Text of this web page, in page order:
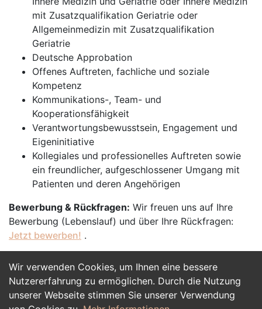
Wir verwenden Cookies, um Ihnen eine bessere
Nutzererfahrung zu ermöglichen. Durch die Nutzung
unserer Webseite stimmen Sie unserer Verwendung
mit Zusatzqualifikation Geriatrie oder
Allgemeinmedizin mit Zusatzqualifikation
Geriatrie
Deutsche Approbation
Offenes Auftreten, fachliche und soziale
Kompetenz
Kommunikations-, Team- und
Kooperationsfähigkeit
Verantwortungsbewusstsein, Engagement und
Eigeninitiative
Kollegiales und professionelles Auftreten sowie
ein freundlicher, aufgeschlossener Umgang mit
Patienten und deren Angehörigen
Bewerbung & Rückfragen: Wir freuen uns auf Ihre
Bewerbung (Lebenslauf) und über Ihre Rückfragen:
Jetzt bewerben! .
Jetzt Bewerben